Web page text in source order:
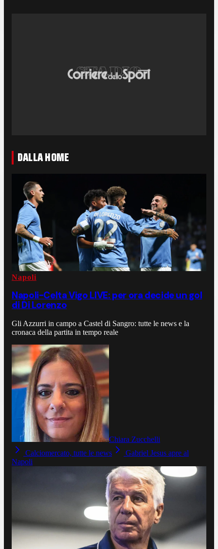
DALLA HOME
Napoli
Napoli-Celta Vigo LIVE: per ora decide un gol
di Di Lorenzo
Gli Azzurri in campo a Castel di Sangro: tutte le news e la
cronaca della partita in tempo reale
Chiara Zucchelli
Calciomercato, tutte le news
Gabriel Jesus apre al
Napoli